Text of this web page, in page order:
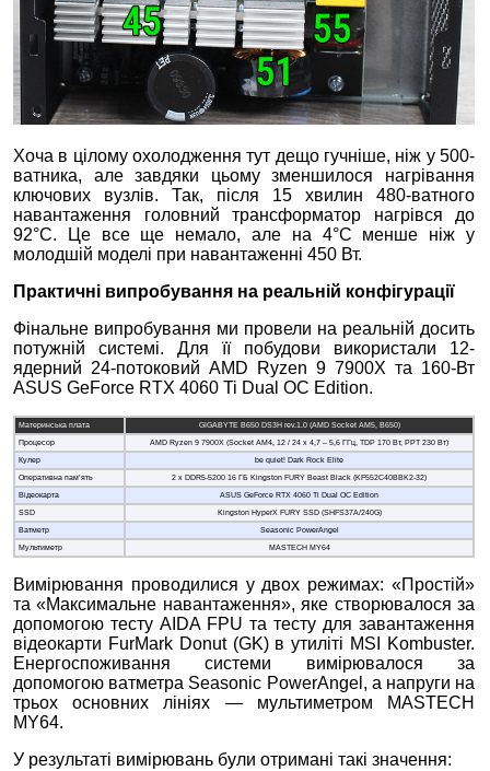
Хоча в цілому охолодження тут дещо гучніше, ніж у 500-
ватника, але завдяки цьому зменшилося нагрівання
ключових вузлів. Так, після 15 хвилин 480-ватного
навантаження головний трансформатор нагрівся до
92°C. Це все ще немало, але на 4°C менше ніж у
молодшій моделі при навантаженні 450 Вт.
Практичні випробування на реальній конфігурації
Фінальне випробування ми провели на реальній досить
потужній системі. Для її побудови використали 12-
ядерний 24-потоковий AMD Ryzen 9 7900X та 160-Вт
ASUS GeForce RTX 4060 Ti Dual OC Edition.
Материнська плата
GIGABYTE B650 DS3H rev.1.0 (AMD Socket AM5, B650)
Процесор
AMD Ryzen 9 7900X (Socket AM4, 12 / 24 х 4,7 – 5,6 ГГц, TDP 170 Вт, PPT 230 Вт)
Кулер
be quiet! Dark Rock Elite
Оперативна пам’ять
2 x DDR5-5200 16 ГБ Kingston FURY Beast Black (KF552C40BBK2-32)
Відеокарта
ASUS GeForce RTX 4060 Ti Dual OC Edition
SSD
Kingston HyperX FURY SSD (SHFS37A/240G)
Ватметр
Seasonic PowerAngel
Мультиметр
MASTECH MY64
Вимірювання проводилися у двох режимах: «Простій»
та «Максимальне навантаження», яке створювалося за
допомогою тесту AIDA FPU та тесту для завантаження
відеокарти FurMark Donut (GK) в утиліті MSI Kombuster.
Енергоспоживання системи вимірювалося за
допомогою ватметра Seasonic PowerAngel, а напруги на
трьох основних лініях — мультиметром MASTECH
MY64.
У результаті вимірювань були отримані такі значення: